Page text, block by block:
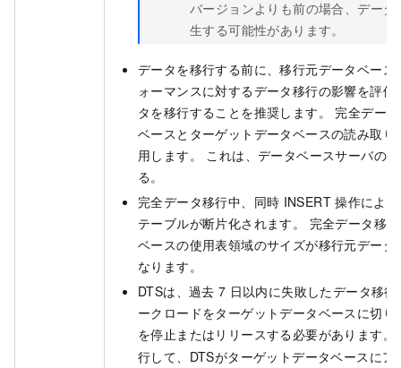
バージョンよりも前の場合、デー
生する可能性があります。
データを移行する前に、移行元データベー
ォーマンスに対するデータ移行の影響を評
タを移行することを推奨します。 完全デー
ベースとターゲットデータベースの読み取
用します。 これは、データベースサーバの
る。
完全データ移行中、同時 INSERT 操作によ
テーブルが断片化されます。 完全データ移
ベースの使用表領域のサイズが移行元デー
なります。
DTSは、過去 7 日以内に失敗したデータ移
ークロードをターゲットデータベースに切
を停止またはリリースする必要があります。
行して、DTSがターゲットデータベースに